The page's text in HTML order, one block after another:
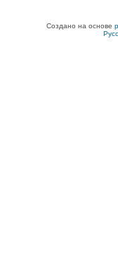
Создано на основе